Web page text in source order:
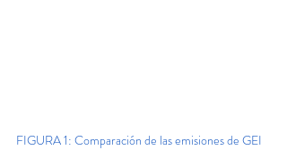
FIGURA 1: Comparación de las emisiones de GEI